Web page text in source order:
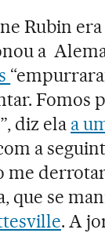
Rubin
a
Fomos
diz ela a
a
me
que se
. A